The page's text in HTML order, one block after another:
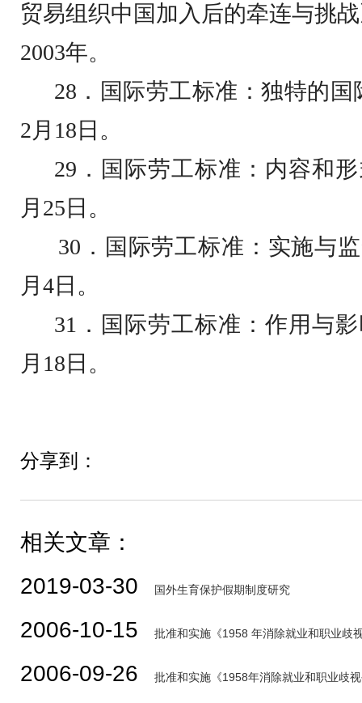
贸易组织中国加入后的牵连与挑
2003年。
28 ．国际劳工标准：独特的
2月 18 日 。
29 ．国际劳工标准：内容和
月 25 日 。
30 ．国际劳工标准：实施与
月 4日 。
31 ．国际劳工标准：作用与
月 18 日 。
分享到：
相关文章：
2019-03-30
国外生育保护假期制度研究
2006-10-15 批准和实施《1958 年消除就业和职业歧
2006-09-26 批准和实施《1958年消除就业和职业歧